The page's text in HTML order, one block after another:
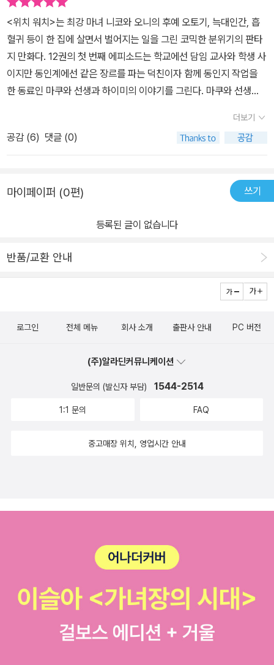
<위치 워치>는 최강 마녀 니코와 오니의 후예 오토기, 늑대인간, 흡
혈귀 등이 한 집에 살면서 벌어지는 일을 그린 코믹한 분위기의 판타
지 만화다. 12권의 첫 번째 에피소드는 학교에선 담임 교사와 학생 사
이지만 동인계에선 같은 장르를 파는 덕친이자 함께 동인지 작업을
한 동료인 마쿠와 선생과 하이미의 이야기를 그린다. 마쿠와 선생
의 주선으로 생애 첫 오프 모임에 참석한다. 그곳에서 마쿠와 선생은
자신의 선입견과 편견을 깨부수는 여러 경험을 하게 된다. 이어지는
<우롱 미라지> 신작도 재미있다.한편 11권에서 (비록 모리히토의 파
데이트를 완수한 니코는 이후 두 사람 사이에 아무런 변화가 없고, 노
반성하며 모리히토의 마음을 확인할 또 다른 계획을 세운다. 그것은
리히토의 상황을 이용해, 니코가 필사적으로 매력 어필을 해서 모리
연 니코의 계획은 성공할 수 있을까. 에피소드 내용도 재미있지만 한
더보기
공감 (6) 댓글 (0)
마이페이퍼 (0편) 쓰기
등록된 글이 없습니다
반품/교환 안내
로그인 전체 메뉴 회사 소개 출판사 안내 PC 버전
(주)알라딘커뮤니케이션
일반문의 (발신자 부담) 1544-2514
1:1 문의 FAQ
중고매장 위치, 영업시간 안내